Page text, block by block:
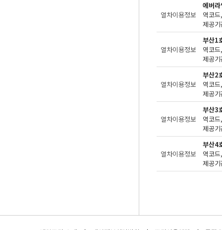
열차이용정보
에버
제공
열차이용정보
부산1
제공
열차이용정보
부산2
제공
열차이용정보
부산3
제공
열차이용정보
부산4
제공